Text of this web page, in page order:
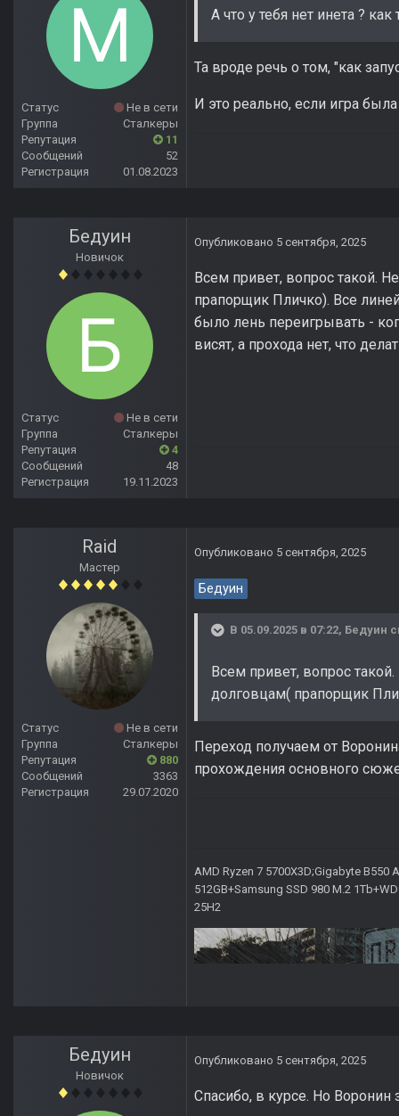
Статус
Не в сети
Группа
Сталкеры
Репутация
11
Сообщений
52
Регистрация
01.08.2023
А что у тебя нет инета ?
Та вроде речь о том, "как
И это реально, если игра
Бедуин
Новичок
Статус
Не в сети
Группа
Сталкеры
Репутация
4
Сообщений
48
Регистрация
19.11.2023
Опубликовано 5 сентября, 2025
Всем привет, вопрос такой.
прапорщик Пличко). Все
было лень переигрывать -
висят, а прохода нет, что
Raid
Мастер
Статус
Не в сети
Группа
Сталкеры
Репутация
880
Сообщений
3363
Регистрация
29.07.2020
Опубликовано 5 сентября, 2025
Бедуин
В 05.09.2025 в 07:22, Бедуин
Всем привет, вопрос
долговцам( прапорщик
Переход получаем от
прохождения основного
AMD Ryzen 7 5700X3D;Gigabyte B550
512GB+Samsung SSD 980 M.2
25H2
Бедуин
Новичок
Опубликовано 5 сентября, 2025
Спасибо, в курсе. Но